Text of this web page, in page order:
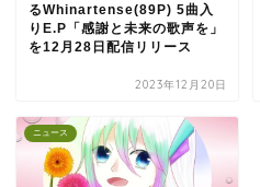
るWhinartense(89P) 5曲入
りE.P「感謝と未来の歌声を」
を12月28日配信リリース
2023年12月20日
ニュース